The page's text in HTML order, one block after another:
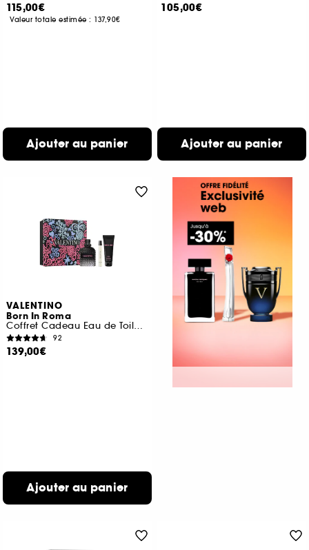
115,00€
Valeur totale estimée : 137,90€
Ajouter au panier
105,00€
Ajouter au panier
VALENTINO
Born In Roma
Coffret Cadeau Eau de Toilette Boisée Aromatique pour Homme
92
139,00€
Ajouter au panier